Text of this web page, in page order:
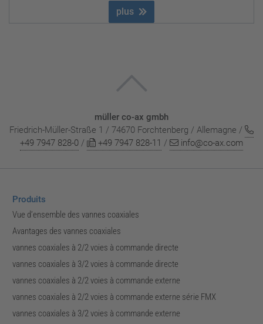
plus
müller co-ax gmbh
Friedrich-Müller-Straße 1 / 74670 Forchtenberg / Allemagne /
+49 7947 828-0 / +49 7947 828-11 / info@co-ax.com
Produits
Vue d’ensemble des vannes coaxiales
Avantages des vannes coaxiales
vannes coaxiales à 2/2 voies à commande directe
vannes coaxiales à 3/2 voies à commande directe
vannes coaxiales à 2/2 voies à commande externe
vannes coaxiales à 2/2 voies à commande externe série FMX
vannes coaxiales à 3/2 voies à commande externe